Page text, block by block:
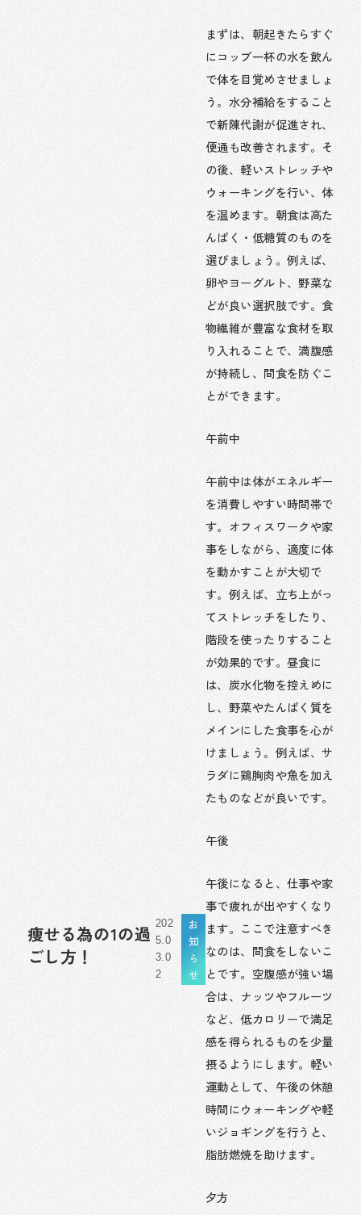
痩せる為の1の過
ごし方！
202
5.0
3.0
2
お
知
ら
せ
まずは、朝起きたらすぐ
にコップ一杯の水を飲ん
で体を目覚めさせましょ
う。水分補給をすること
で新陳代謝が促進され、
便通も改善されます。そ
の後、軽いストレッチや
ウォーキングを行い、体
を温めます。朝食は高た
んぱく・低糖質のものを
選びましょう。例えば、
卵やヨーグルト、野菜な
どが良い選択肢です。食
物繊維が豊富な食材を取
り入れることで、満腹感
が持続し、間食を防ぐこ
とができます。
午前中
午前中は体がエネルギー
を消費しやすい時間帯で
す。オフィスワークや家
事をしながら、適度に体
を動かすことが大切で
す。例えば、立ち上がっ
てストレッチをしたり、
階段を使ったりすること
が効果的です。昼食に
は、炭水化物を控えめに
し、野菜やたんぱく質を
メインにした食事を心が
けましょう。例えば、サ
ラダに鶏胸肉や魚を加え
たものなどが良いです。
午後
午後になると、仕事や家
事で疲れが出やすくなり
ます。ここで注意すべき
なのは、間食をしないこ
とです。空腹感が強い場
合は、ナッツやフルーツ
など、低カロリーで満足
感を得られるものを少量
摂るようにします。軽い
運動として、午後の休憩
時間にウォーキングや軽
いジョギングを行うと、
脂肪燃焼を助けます。
夕方